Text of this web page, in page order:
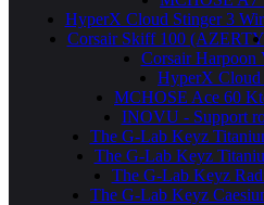
HyperX Cloud Stinger 3
Corsair Skiff 100
Corsair Harpoon
HyperX
MCHOSE Ace 60
INOVU - Support
The G-Lab Keyz
The G-Lab Keyz
The G-Lab Keyz
The G-Lab Keyz